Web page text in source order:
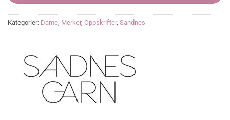
Kategorier: Dame Merker, Oppskrifter, Sandnes